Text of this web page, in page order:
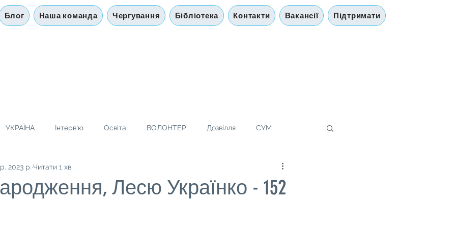
Блог Наша команда Чергування Бібліотека Контакти Вакансії Підтримати
УКРАЇНА Інтерв'ю Освіта ВОЛОНТЕР Дозвілля СУМ
Лесю Українко - 152
2023 р. Читати 1 хв